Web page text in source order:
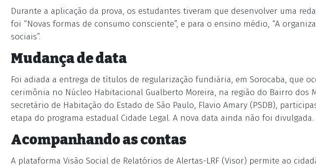
Durante a aplicação da prova, os estudantes tiveram que desenvolver uma
foi “Novas formas de consumo consciente”, e para o ensino médio, “A
sociais”.
Mudança de data
Foi adiada a entrega de títulos de regularização fundiária, em Sorocaba, que
cerimônia no Núcleo Habitacional Gualberto Moreira, na região do Bairro dos
secretário de Habitação do Estado de São Paulo, Flavio Amary (PSDB),
etapa do programa estadual Cidade Legal. A nova data ainda não foi divulgada.
Acompanhando as contas
A plataforma Visão Social de Relatórios de Alertas-LRF (Visor) permite ao